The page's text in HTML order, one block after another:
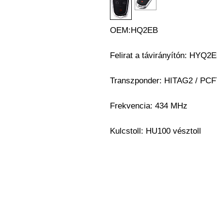
OEM:HQ2EB
Felirat a távirányítón:
Transzponder: HITAG2 /
Frekvencia: 434 MHz
Kulcstoll: HU100 vésztoll